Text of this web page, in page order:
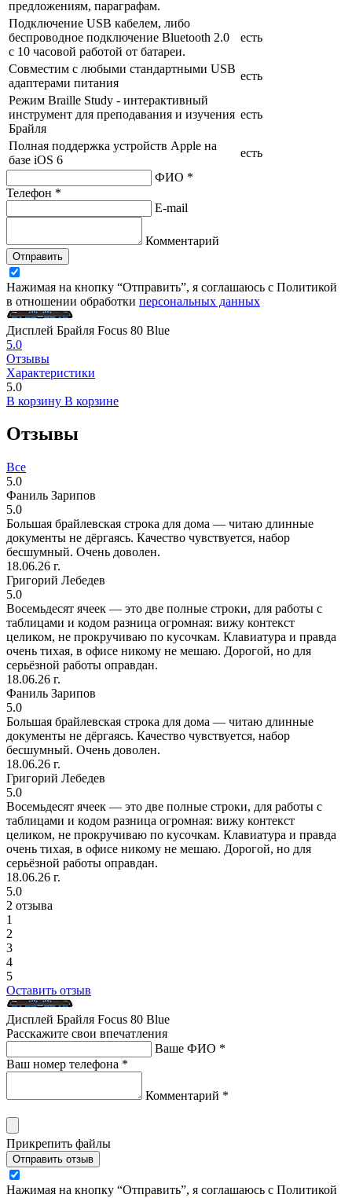
предложениям, параграфам.
Подключение USB кабелем, либо
беспроводное подключение Bluetooth 2.0
с 10 часовой работой от батареи.
есть
Совместим с любыми стандартными USB
адаптерами питания
есть
Режим Braille Study - интерактивный
инструмент для преподавания и изучения
Брайля
есть
Полная поддержка устройств Apple на
базе iOS 6
есть
ФИО *
Телефон *
E-mail
Комментарий
Отправить
Нажимая на кнопку “Отправить”, я соглашаюсь с Политикой
в отношении обработки персональных данных
Дисплей Брайля Focus 80 Blue
5.0
Отзывы
Характеристики
5.0
В корзину В корзине
Отзывы
Все
5.0
Фаниль Зарипов
5.0
Большая брайлевская строка для дома — читаю длинные
документы не дёргаясь. Качество чувствуется, набор
бесшумный. Очень доволен.
18.06.26 г.
Григорий Лебедев
5.0
Восемьдесят ячеек — это две полные строки, для работы с
таблицами и кодом разница огромная: вижу контекст
целиком, не прокручиваю по кусочкам. Клавиатура и правда
очень тихая, в офисе никому не мешаю. Дорогой, но для
серьёзной работы оправдан.
18.06.26 г.
Фаниль Зарипов
5.0
Большая брайлевская строка для дома — читаю длинные
документы не дёргаясь. Качество чувствуется, набор
бесшумный. Очень доволен.
18.06.26 г.
Григорий Лебедев
5.0
Восемьдесят ячеек — это две полные строки, для работы с
таблицами и кодом разница огромная: вижу контекст
целиком, не прокручиваю по кусочкам. Клавиатура и правда
очень тихая, в офисе никому не мешаю. Дорогой, но для
серьёзной работы оправдан.
18.06.26 г.
5.0
2 отзыва
1
2
3
4
5
Оставить отзыв
Дисплей Брайля Focus 80 Blue
Расскажите свои впечатления
Ваше ФИО *
Ваш номер телефона *
Комментарий *
Прикрепить файлы
Отправить отзыв
Нажимая на кнопку “Отправить”, я соглашаюсь с Политикой